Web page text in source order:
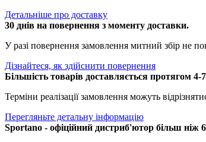
Детальніше про доставку
30 днів на повернення з моменту доставки.
У разі повернення замовлення митний збір не
Дізнайтеся, як здійснити повернення
Більшість товарів доставляється протягом
Терміни реалізації замовлення можуть
Перегляньте детальну інформацію
Sportano - офіційний дистриб'ютор більш ніж